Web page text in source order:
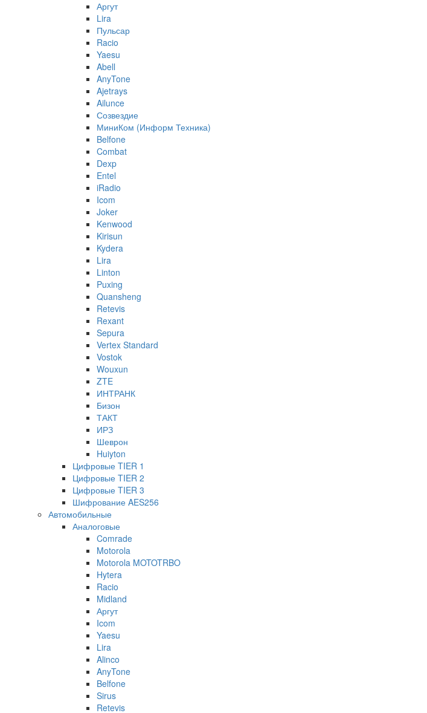
Аргут
Lira
Пульсар
Racio
Yaesu
Abell
AnyTone
Ajetrays
Ailunce
Созвездие
МиниКом (Информ Техника)
Belfone
Combat
Dexp
Entel
iRadio
Icom
Joker
Kenwood
Kirisun
Kydera
Lira
Linton
Puxing
Quansheng
Retevis
Rexant
Sepura
Vertex Standard
Vostok
Wouxun
ZTE
ИНТРАНК
Бизон
ТАКТ
ИРЗ
Шеврон
Huiyton
Цифровые TIER 1
Цифровые TIER 2
Цифровые TIER 3
Шифрование AES256
Автомобильные
Аналоговые
Comrade
Motorola
Motorola MOTOTRBO
Hytera
Racio
Midland
Аргут
Icom
Yaesu
Lira
Alinco
AnyTone
Belfone
Sirus
Retevis